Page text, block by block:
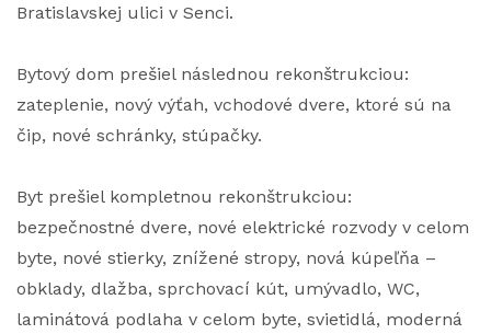
Bratislavskej ulici v Senci.
Bytový dom prešiel následnou rekonštrukciou:
zateplenie, nový výťah, vchodové dvere, ktoré sú na
čip, nové schránky, stúpačky.
Byt prešiel kompletnou rekonštrukciou:
bezpečnostné dvere, nové elektrické rozvody v celom
byte, nové stierky, znížené stropy, nová kúpeľňa –
obklady, dlažba, sprchovací kút, umývadlo, WC,
laminátová podlaha v celom byte, svietidlá, moderná